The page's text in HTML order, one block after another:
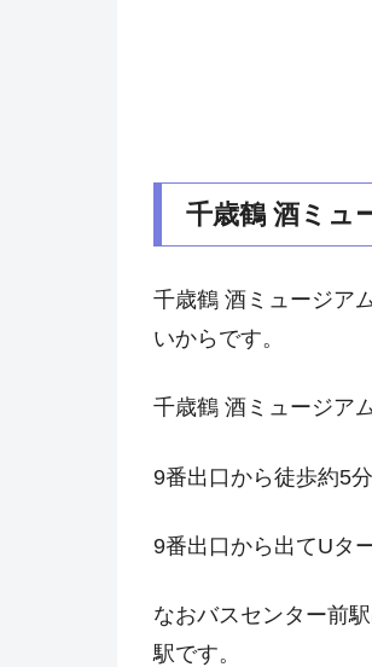
千歳鶴 酒ミュ
千歳鶴 酒ミュージア
いからです。
千歳鶴 酒ミュージア
9番出口から徒歩約5
9番出口から出てUタ
なおバスセンター前
駅です。